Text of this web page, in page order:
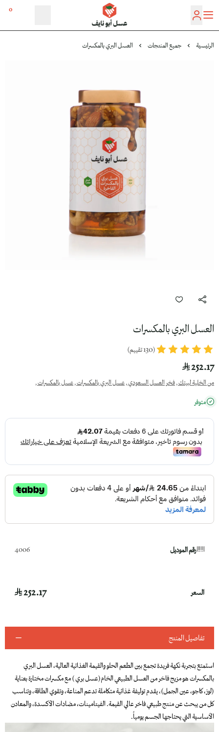
عسل أبو نايف
0
الرئيسية جميع المنتجات العسل البري بالمكسرات
العسل البري بالمكسرات
(130 تقييم)
252.17
من الخلية لبيتك ,فخر العسل السعودي ,عسل البري بالمكسرات ,عسل بالمكسرات ,
متوفر
رقم الموديل 4006
السعر 252.17
تفاصيل المنتج
استمتع بتجربة نكهة فريدة تجمع بين الطعم الحلو والقيمة الغذائية العالية، العسل البري
بالمكسرات هو مزيج فاخر من العسل الطبيعي الخام(عسل بري ) مع مكسرات مختارة بعناية
(لوز، كاجو، عين الجمل)، يقدم توليفة غذائية متكاملة تدعم المناعة، وتقوي الطاقة، وتناسب
كل من يبحث عن منتج طبيعي فاخر عالي القيمة. الفيتامينات، مضادات الأكسدة، والمعادن
الأساسية التي يحتاجها الجسم يومياً.